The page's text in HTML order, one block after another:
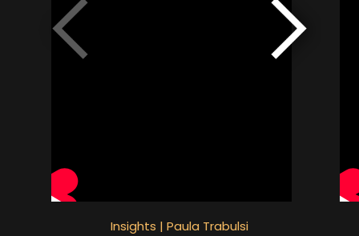
Insights | Paula Trabulsi